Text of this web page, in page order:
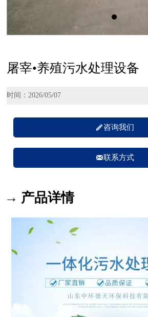
屠宰•养殖污水处理设备
时间：2026/05/07
咨询我们
联系方式
→ 产品详情